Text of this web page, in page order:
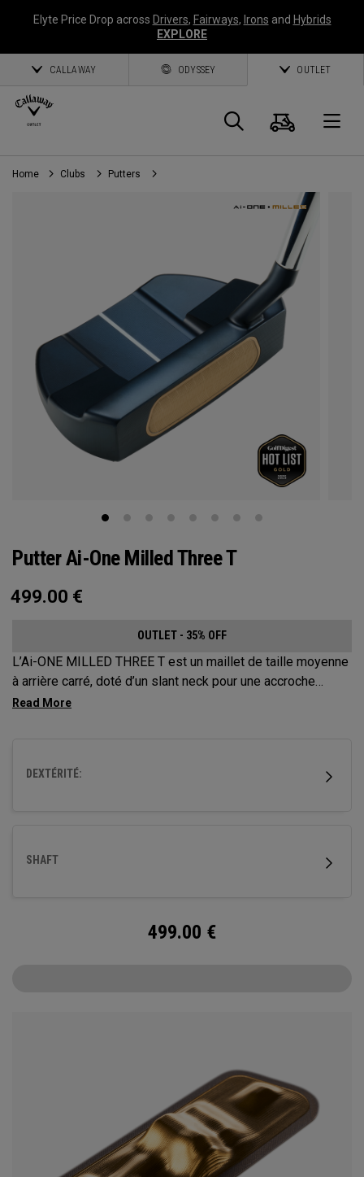
Elyte Price Drop across Drivers, Fairways, Irons and Hybrids
EXPLORE
CALLAWAY ODYSSEY OUTLET
Panier
Home Clubs Putters
Putter Ai-One Milled Three T
499.00 €
OUTLET - 35% OFF
L’Ai-ONE MILLED THREE T est un maillet de taille moyenne
à arrière carré, doté d’un slant neck pour une accroche
significative du talon, adaptée aux coups avec une rotation
DEXTÉRITÉ:
SHAFT
499.00 €